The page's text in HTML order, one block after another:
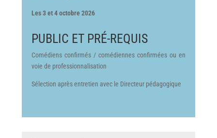
Les 3 et 4 octobre 2026
PUBLIC ET PRÉ-REQUIS
Comédiens confirmés / comédiennes confirmées ou en
voie de professionnalisation
Sélection après entretien avec le Directeur pédagogique